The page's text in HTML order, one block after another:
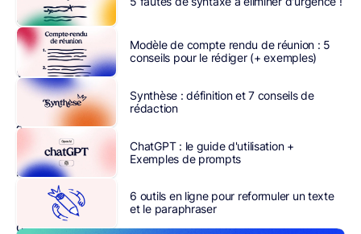
pas
avancer
sur
vos
tâches
professionnelles
?
problème
probablement
d’une
Modèle de compte rendu de réunion : 5
conseils pour le rédiger (+ exemples)
Synthèse : définition et 7 conseils de
rédaction
ChatGPT : le guide d'utilisation +
Exemples de prompts
6 outils en ligne pour reformuler un texte
et le paraphraser